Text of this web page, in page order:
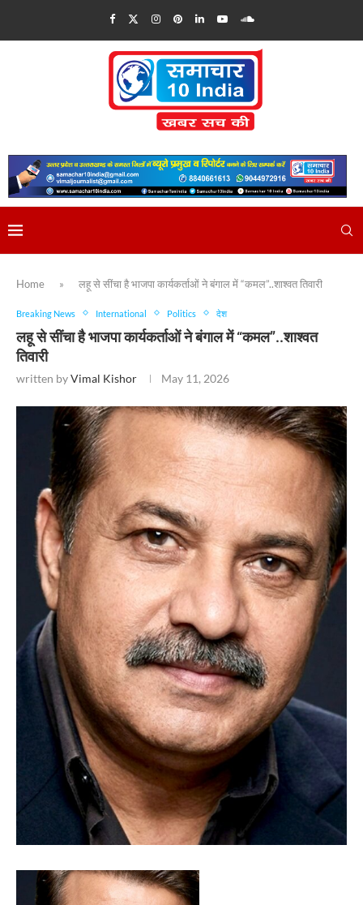
Home » लहू से सींचा है भाजपा कार्यकर्ताओं ने बंगाल में “कमल”..शाश्वत तिवारी
Breaking News International Politics देश
लहू से सींचा है भाजपा कार्यकर्ताओं ने बंगाल में “कमल”..शाश्वत
तिवारी
written byVimal Kishor May 11, 2026